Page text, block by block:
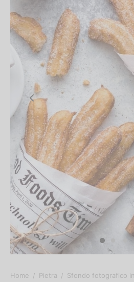
Home / Pietra / Sfondo fotografico